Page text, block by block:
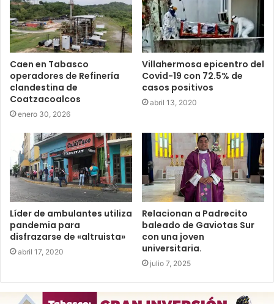
Caen en Tabasco
operadores de Refinería
clandestina de
Coatzacoalcos
enero 30, 2026
Villahermosa epicentro del
Covid-19 con 72.5% de
casos positivos
abril 13, 2020
Líder de ambulantes utiliza
pandemia para
disfrazarse de «altruista»
abril 17, 2020
Relacionan a Padrecito
baleado de Gaviotas Sur
con una joven
universitaria.
julio 7, 2025